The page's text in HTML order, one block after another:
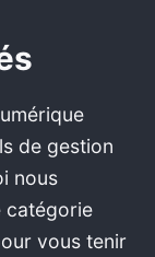
de gestion
nous
catégorie
vous tenir